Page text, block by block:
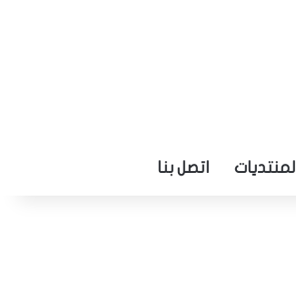
المنتديات اتصل بنا